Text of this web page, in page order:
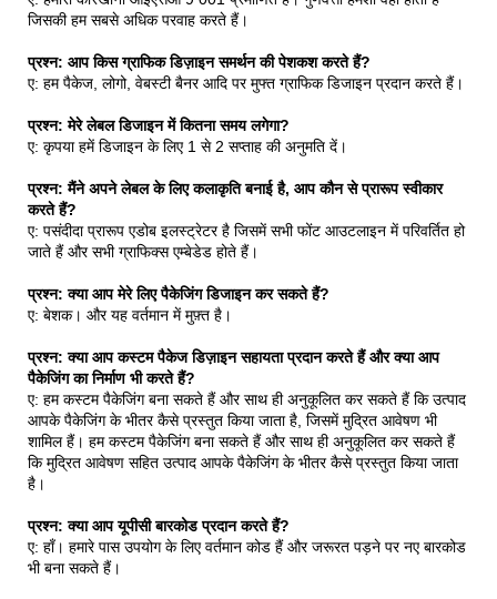
जिसकी हम सबसे अधिक परवाह करते हैं।
प्रश्न: आप किस ग्राफिक डिज़ाइन समर्थन की पेशकश करते हैं?
ए: हम पैकेज, लोगो, वेबस्टी बैनर आदि पर मुफ्त ग्राफिक डिजाइन प्रदान करते हैं।
प्रश्न: मेरे लेबल डिजाइन में कितना समय लगेगा?
ए: कृपया हमें डिजाइन के लिए 1 से 2 सप्ताह की अनुमति दें।
प्रश्न: मैंने अपने लेबल के लिए कलाकृति बनाई है, आप कौन से प्रारूप स्वीकार
करते हैं?
ए: पसंदीदा प्रारूप एडोब इलस्ट्रेटर है जिसमें सभी फोंट आउटलाइन में परिवर्तित हो
जाते हैं और सभी ग्राफिक्स एम्बेडेड होते हैं।
प्रश्न: क्या आप मेरे लिए पैकेजिंग डिजाइन कर सकते हैं?
ए: बेशक। और यह वर्तमान में मुफ़्त है।
प्रश्न: क्या आप कस्टम पैकेज डिज़ाइन सहायता प्रदान करते हैं और क्या आप
पैकेजिंग का निर्माण भी करते हैं?
ए: हम कस्टम पैकेजिंग बना सकते हैं और साथ ही अनुकूलित कर सकते हैं कि उत्पाद
आपके पैकेजिंग के भीतर कैसे प्रस्तुत किया जाता है, जिसमें मुद्रित आवेषण भी
शामिल हैं। हम कस्टम पैकेजिंग बना सकते हैं और साथ ही अनुकूलित कर सकते हैं
कि मुद्रित आवेषण सहित उत्पाद आपके पैकेजिंग के भीतर कैसे प्रस्तुत किया जाता
है।
प्रश्न: क्या आप यूपीसी बारकोड प्रदान करते हैं?
ए: हाँ। हमारे पास उपयोग के लिए वर्तमान कोड हैं और जरूरत पड़ने पर नए बारकोड
भी बना सकते हैं।